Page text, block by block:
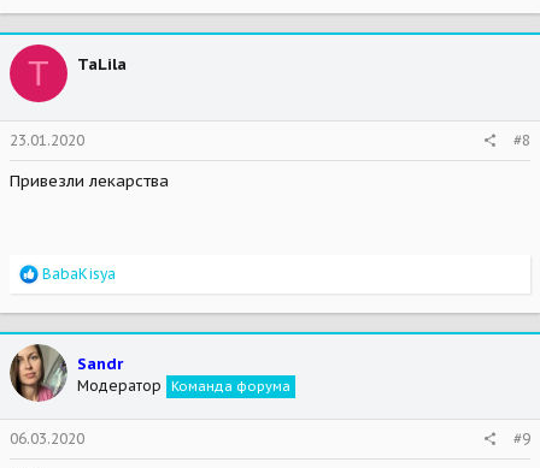
T TaLila
23.01.2020 #8
Привезли лекарства
R
a
c
t
i
o
n
s
:
BabaKisya
Sandr
Модератор Команда форума
06.03.2020 #9